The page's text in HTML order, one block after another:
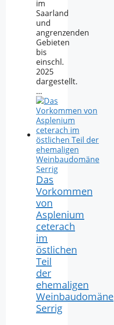
im
Saarland
und
angrenzenden
Gebieten
bis
einschl.
2025
dargestellt.
…
Das
Vorkommen
von
Asplenium
ceterach
im
östlichen
Teil
der
ehemaligen
Weinbaudomäne
Serrig